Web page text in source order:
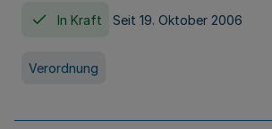
In Kraft Seit 19. Oktober 2006
Verordnung